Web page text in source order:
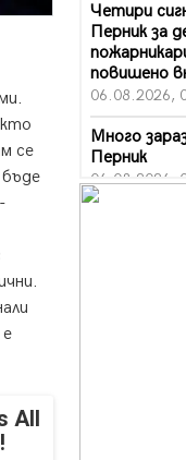
се
All
Четири
Перник за
повишено
06.08.2026,
Много
Перник
06.08.2026,